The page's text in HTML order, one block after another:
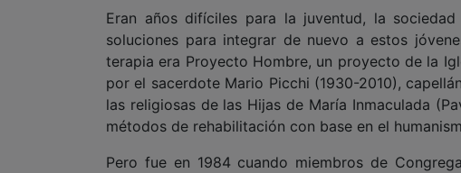
Eran años difíciles para la juventud, la
soluciones para integrar de nuevo a estos
terapia era Proyecto Hombre, un proyecto de la
por el sacerdote Mario Picchi (1930-2010),
las religiosas de las Hijas de María Inmaculada
métodos de rehabilitación con base en el
Pero fue en 1984 cuando miembros de